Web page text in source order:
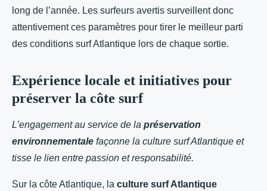
long de l’année. Les surfeurs avertis surveillent donc
attentivement ces paramètres pour tirer le meilleur parti
des conditions surf Atlantique lors de chaque sortie.
Expérience locale et initiatives pour
préserver la côte surf
L’engagement au service de la préservation
environnementale façonne la culture surf Atlantique et
tisse le lien entre passion et responsabilité.
Sur la côte Atlantique, la culture surf Atlantique